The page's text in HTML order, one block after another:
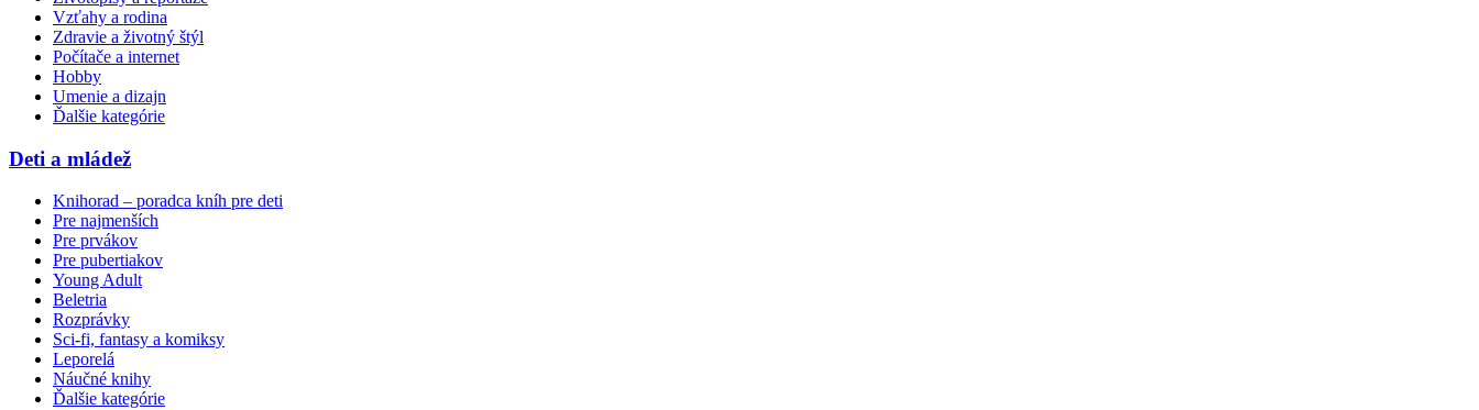
Vzťahy a rodina
Zdravie a životný štýl
Počítače a internet
Hobby
Umenie a dizajn
Ďalšie kategórie
Deti a mládež
Knihorad – poradca kníh pre deti
Pre najmenších
Pre prvákov
Pre pubertiakov
Young Adult
Beletria
Rozprávky
Sci-fi, fantasy a komiksy
Leporelá
Náučné knihy
Ďalšie kategórie